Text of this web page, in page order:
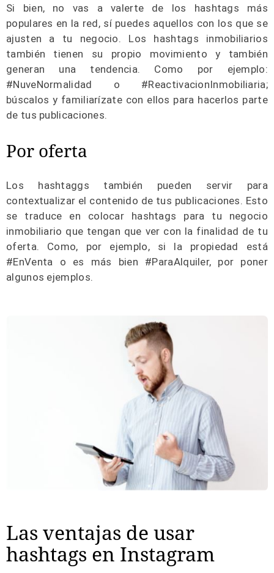
Si bien, no vas a valerte de los hashtags más
populares en la red, sí puedes aquellos con los que se
ajusten a tu negocio. Los hashtags inmobiliarios
también tienen su propio movimiento y también
generan una tendencia. Como por ejemplo:
#NuveNormalidad o #ReactivacionInmobiliaria;
búscalos y familiarízate con ellos para hacerlos parte
de tus publicaciones.
Por oferta
Los hashtaggs también pueden servir para
contextualizar el contenido de tus publicaciones. Esto
se traduce en colocar hashtags para tu negocio
inmobiliario que tengan que ver con la finalidad de tu
oferta. Como, por ejemplo, si la propiedad está
#EnVenta o es más bien #ParaAlquiler, por poner
algunos ejemplos.
Las ventajas de usar
hashtags en Instagram